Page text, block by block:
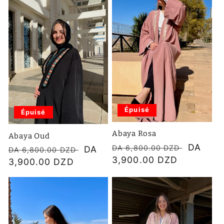
c
t
i
o
n
:
Épuisé
Abaya Oud
Prix
habituel
DA 6,800.00 DZD
Prix
DA
3,900.00 DZD
Épuisé
Abaya Rosa
Prix
habituel
DA 6,800.00 DZD
Prix
DA
3,900.00 DZD